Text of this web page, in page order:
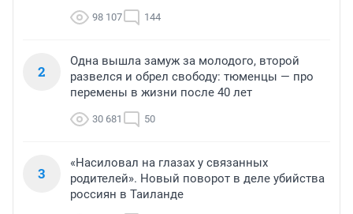
98 107 144
2
Одна вышла замуж за молодого, второй
развелся и обрел свободу: тюменцы — про
перемены в жизни после 40 лет
30 681 50
3
«Насиловал на глазах у связанных
родителей». Новый поворот в деле убийства
россиян в Таиланде